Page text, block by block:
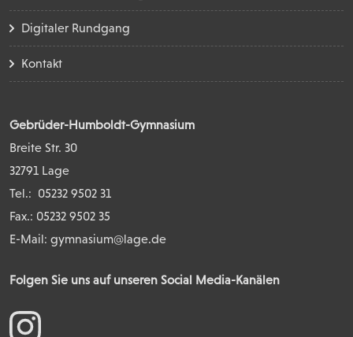
Digitaler Rundgang
Kontakt
Gebrüder-Humboldt-Gymnasium
Breite Str. 30
32791 Lage
Tel.: 05232 9502 31
Fax.: 05232 9502 35
E-Mail: gymnasium@lage.de
Folgen Sie uns auf unseren Social Media-Kanälen